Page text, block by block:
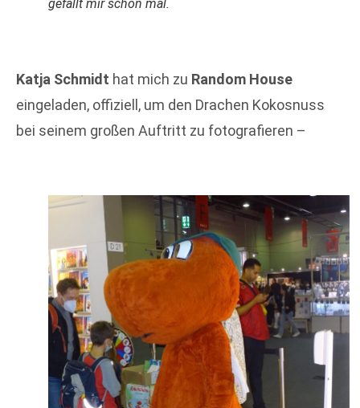
gefällt mir schon mal.
Katja Schmidt hat mich zu Random House
eingeladen, offiziell, um den Drachen Kokosnuss
bei seinem großen Auftritt zu fotografieren –